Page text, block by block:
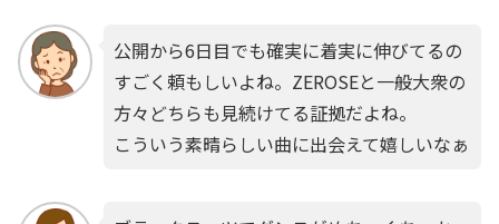
公開から6日目でも確実に着実に伸びてるの
すごく頼もしいよね。ZEROSEと一般大衆の
方々どちらも見続けてる証拠だよね。
こういう素晴らしい曲に出会えて嬉しいなぁ